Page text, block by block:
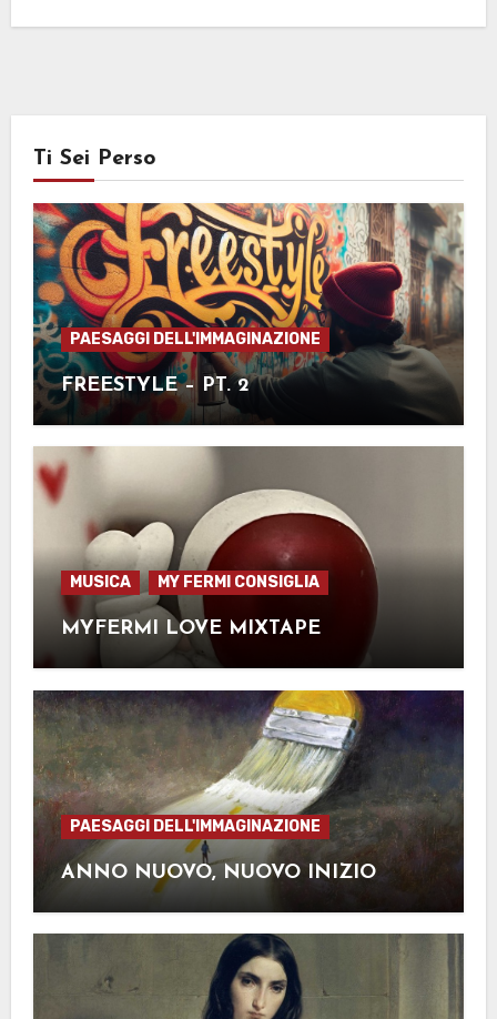
Ti Sei Perso
PAESAGGI DELL'IMMAGINAZIONE
FREESTYLE – PT. 2
MUSICA MY FERMI CONSIGLIA
MYFERMI LOVE MIXTAPE
PAESAGGI DELL'IMMAGINAZIONE
ANNO NUOVO, NUOVO INIZIO